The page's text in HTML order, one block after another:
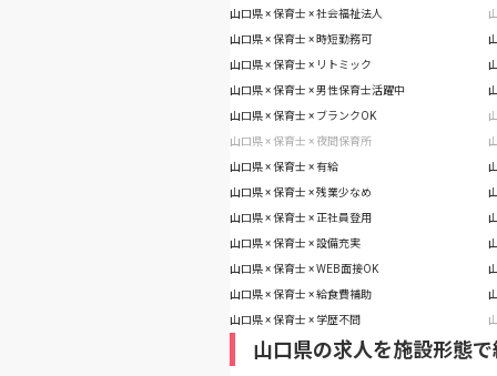
山口県 × 保育士 × 社会福祉法人
山口県 × 保育士 × 時短勤務可
山口県 × 保育士 × リトミック
山口県 × 保育士 × 男性保育士活躍中
山口県 × 保育士 × ブランクOK
山口県 × 保育士 × 夜間保育所
山口県 × 保育士 × 有給
山口県 × 保育士 × 残業少なめ
山口県 × 保育士 × 正社員登用
山口県 × 保育士 × 設備充実
山口県 × 保育士 × WEB面接OK
山口県 × 保育士 × 給食費補助
山口県 × 保育士 × 学歴不問
山口県の求人を施設形態